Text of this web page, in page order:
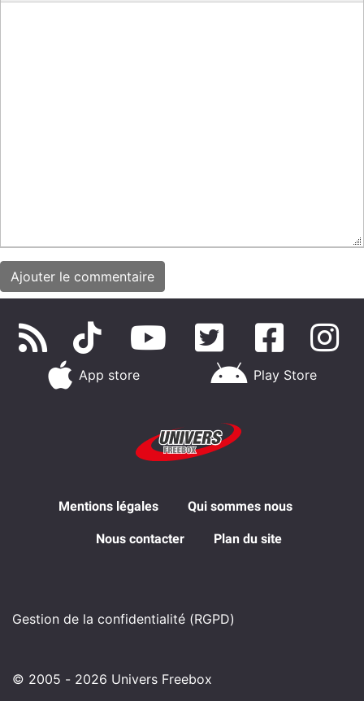
App store Play Store
Mentions légales Qui sommes nous
Nous contacter Plan du site
Gestion de la confidentialité (RGPD)
© 2005 - 2026 Univers Freebox